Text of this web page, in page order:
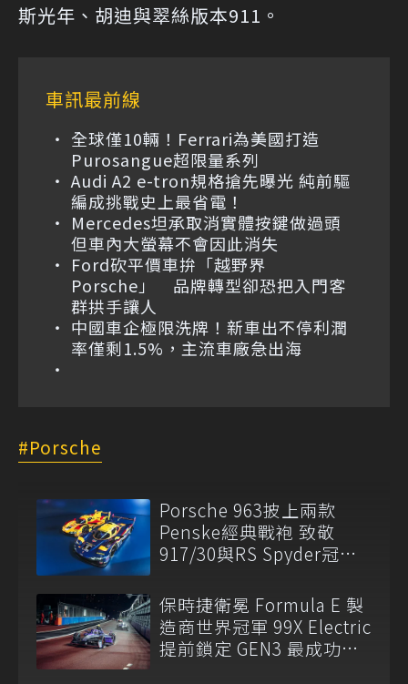
斯光年、胡迪與翠絲版本911。
車訊最前線
全球僅10輛！Ferrari為美國打造
Purosangue超限量系列
Audi A2 e-tron規格搶先曝光 純前驅
編成挑戰史上最省電！
Mercedes坦承取消實體按鍵做過頭
但車內大螢幕不會因此消失
Ford砍平價車拚「越野界
Porsche」 品牌轉型卻恐把入門客
群拱手讓人
中國車企極限洗牌！新車出不停利潤
率僅剩1.5%，主流車廠急出海
Porsche
Porsche 963披上兩款
Penske經典戰袍 致敬
917/30與RS Spyder冠軍
保時捷衛冕 Formula E 製
造商世界冠軍 99X Electric
提前鎖定 GEN3 最成功賽